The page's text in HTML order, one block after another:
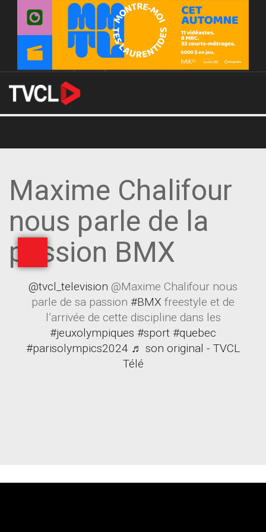
Maxime Chalifour
nous parle de la
passion BMX
@tvcl_television @Maxime Chalifour nous
parle de sa passion #BMX freestyle et de
l’arrivée de cette discipline dans les
#jeuxolympiques #sport #quebec
#parisolympics2024 ♬ son original - TVCL
Télé